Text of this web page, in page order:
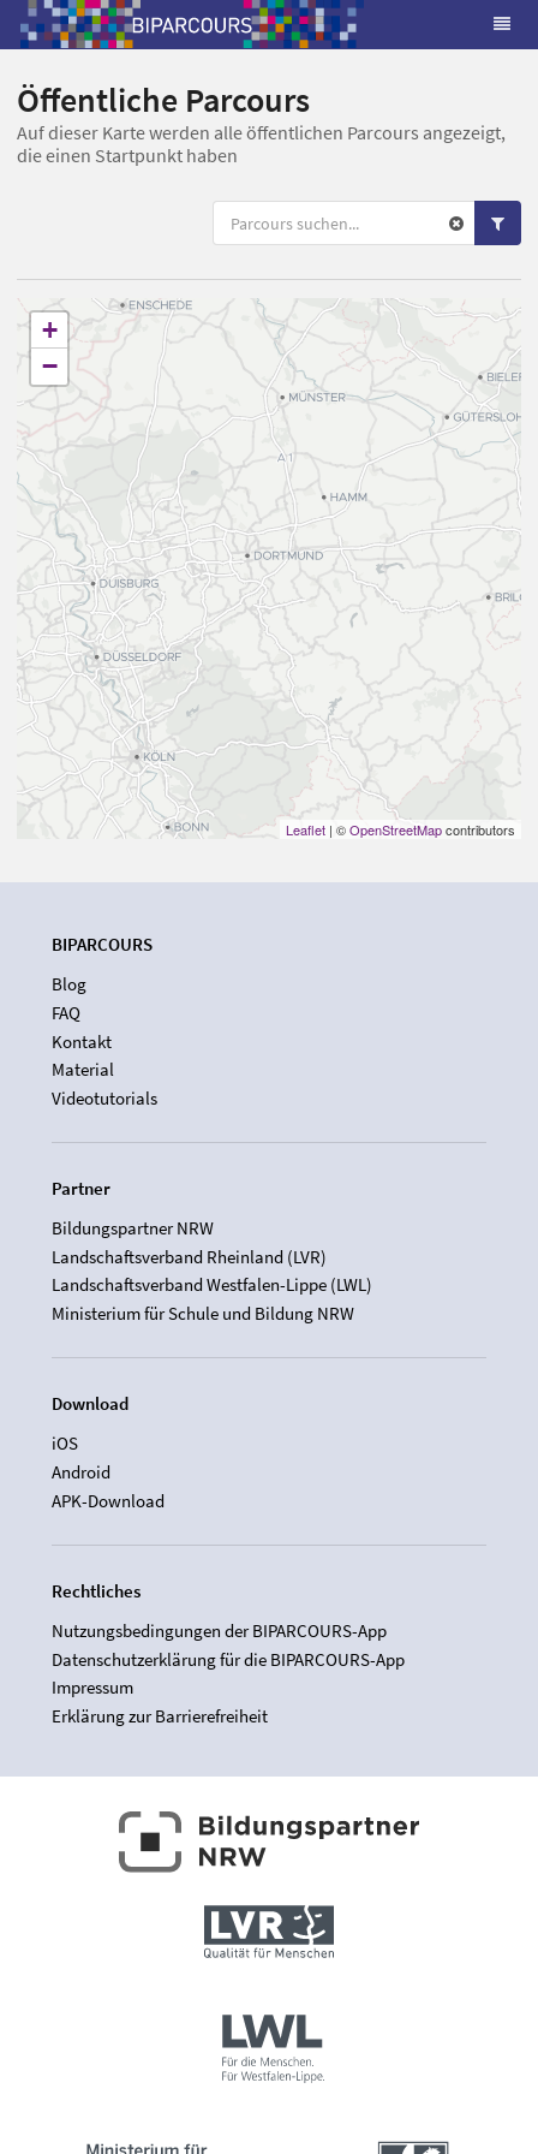
Öffentliche Parcours
Auf dieser Karte werden alle öffentlichen Parcours angezeigt,
die einen Startpunkt haben
+
−
Leaflet | ©OpenStreetMapcontributors
BIPARCOURS
Blog
FAQ
Kontakt
Material
Videotutorials
Partner
Bildungspartner NRW
Landschaftsverband Rheinland (LVR)
Landschaftsverband Westfalen-Lippe (LWL)
Ministerium für Schule und Bildung NRW
Download
iOS
Android
APK-Download
Rechtliches
Nutzungsbedingungen der BIPARCOURS-App
Datenschutzerklärung für die BIPARCOURS-App
Impressum
Erklärung zur Barrierefreiheit